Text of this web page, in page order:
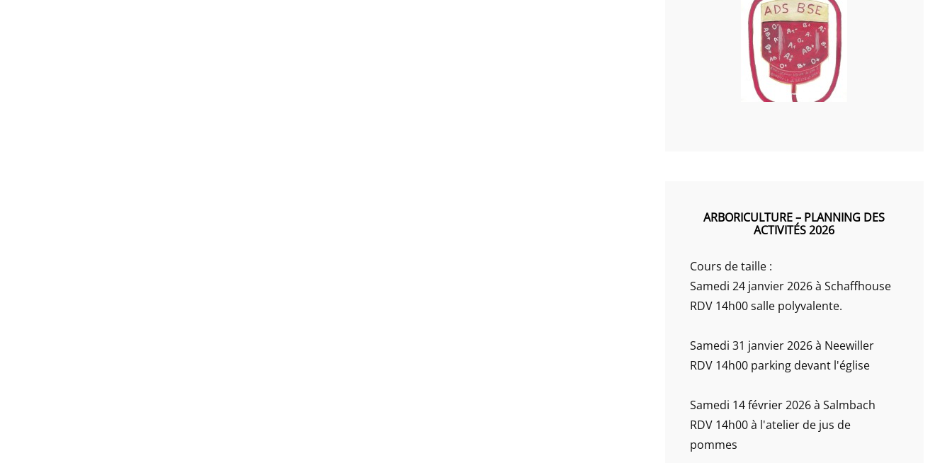
ARBORICULTURE – PLANNING DES
ACTIVITÉS 2026
Cours de taille :
Samedi 24 janvier 2026 à Schaffhouse
RDV 14h00 salle polyvalente.
Samedi 31 janvier 2026 à Neewiller
RDV 14h00 parking devant l'église
Samedi 14 février 2026 à Salmbach
RDV 14h00 à l'atelier de jus de
pommes